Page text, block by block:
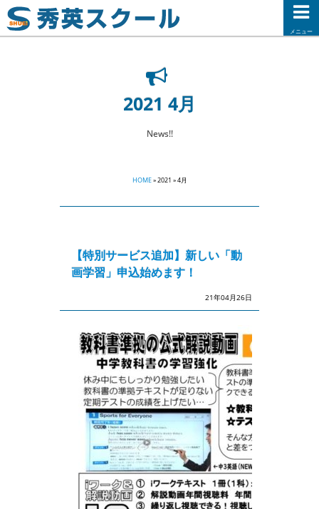
メニュー
2021 4月
News!!
HOME» 2021 » 4月
【特別サービス追加】新しい「動
画学習」申込始めます！
21年04月26日